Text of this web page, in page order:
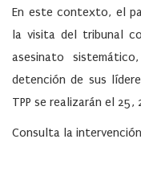
En este contexto, el
la visita del tribunal
asesinato
detención de sus
TPP se realizarán el 25,
Consulta la